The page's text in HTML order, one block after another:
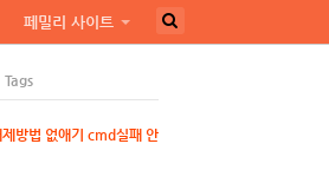
페밀리 사이트
Tags
방법 없애기 cmd실패 안